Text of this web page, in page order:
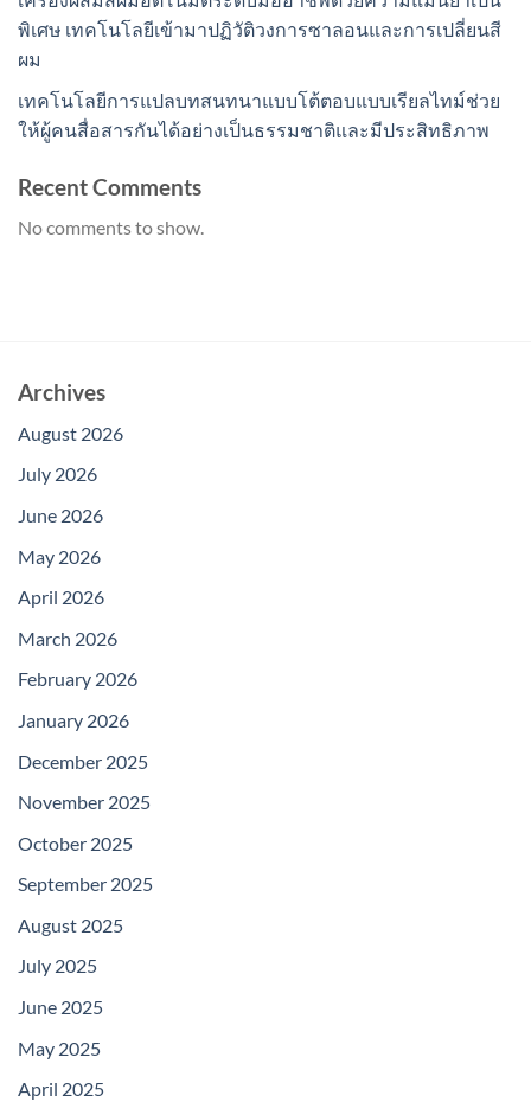
พิเศษ เทคโนโลยีเข้ามาปฏิวัติวงการซาลอนและการเปลี่ยนสี
ผม
เทคโนโลยีการแปลบทสนทนาแบบโต้ตอบแบบเรียลไทม์ช่วย
ให้ผู้คนสื่อสารกันได้อย่างเป็นธรรมชาติและมีประสิทธิภาพ
Recent Comments
No comments to show.
Archives
August 2026
July 2026
June 2026
May 2026
April 2026
March 2026
February 2026
January 2026
December 2025
November 2025
October 2025
September 2025
August 2025
July 2025
June 2025
May 2025
April 2025